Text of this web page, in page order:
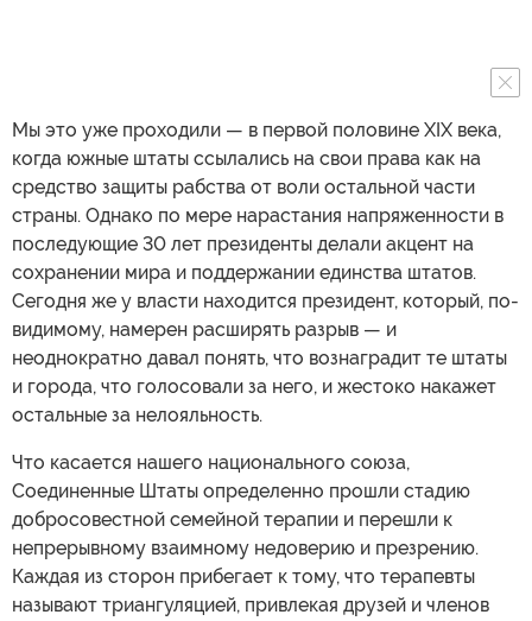
Мы это уже проходили — в первой половине XIX века,
когда южные штаты ссылались на свои права как на
средство защиты рабства от воли остальной части
страны. Однако по мере нарастания напряженности в
последующие 30 лет президенты делали акцент на
сохранении мира и поддержании единства штатов.
Сегодня же у власти находится президент, который, по-
видимому, намерен расширять разрыв — и
неоднократно давал понять, что вознаградит те штаты
и города, что голосовали за него, и жестоко накажет
остальные за нелояльность.
Что касается нашего национального союза,
Соединенные Штаты определенно прошли стадию
добросовестной семейной терапии и перешли к
непрерывному взаимному недоверию и презрению.
Каждая из сторон прибегает к тому, что терапевты
называют триангуляцией, привлекая друзей и членов